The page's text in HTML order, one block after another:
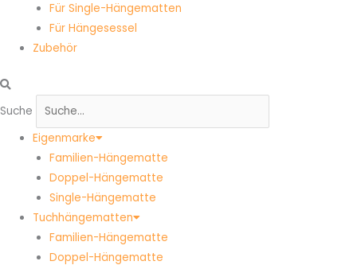
Für Single-Hängematten
Für Hängesessel
Zubehör
Suche
Eigenmarke
Familien-Hängematte
Doppel-Hängematte
Single-Hängematte
Tuchhängematten
Familien-Hängematte
Doppel-Hängematte